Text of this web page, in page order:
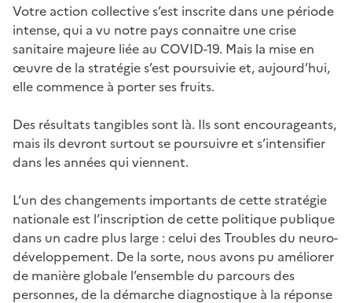
Votre action collective s’est inscrite dans une période
intense, qui a vu notre pays connaitre une crise
sanitaire majeure liée au COVID-19. Mais la mise en
œuvre de la stratégie s’est poursuivie et, aujourd’hui,
elle commence à porter ses fruits.
Des résultats tangibles sont là. Ils sont encourageants,
mais ils devront surtout se poursuivre et s’intensifier
dans les années qui viennent.
L’un des changements importants de cette stratégie
nationale est l’inscription de cette politique publique
dans un cadre plus large : celui des Troubles du neuro-
développement. De la sorte, nous avons pu améliorer
de manière globale l’ensemble du parcours des
personnes, de la démarche diagnostique à la réponse